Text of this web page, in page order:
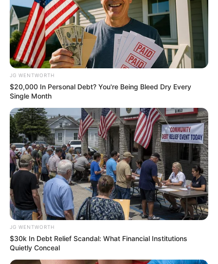
Men 45+ Are Trying This To Perform Better
MEDVI
4x Stronger Than Viagra! This To Perform Better
MEDVI
JG WENTWORTH
$20,000 In Personal Debt? You're Being Bleed Dry Every
Single Month
JG WENTWORTH
$30k In Debt Relief Scandal: What Financial Institutions
Quietly Conceal